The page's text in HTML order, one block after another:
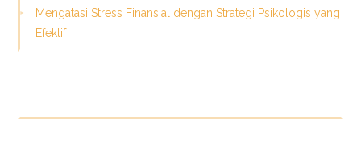
Mengatasi Stress Finansial dengan Strategi Psikologis yang
Efektif